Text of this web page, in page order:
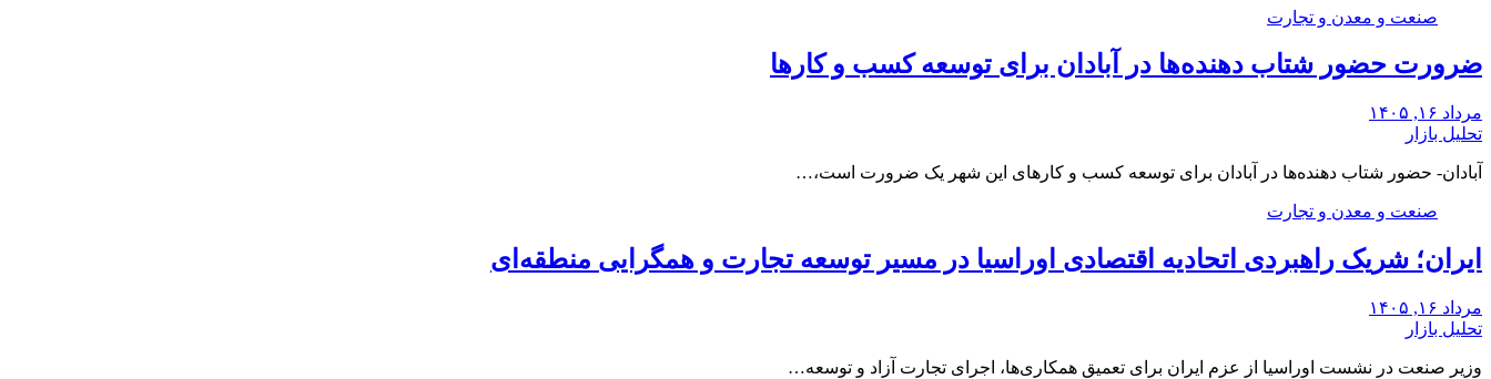
صنعت و معدن و تجارت
ضرورت حضور شتاب ‌دهنده‌ها در آبادان برای توسعه کسب‌ و کارها
مرداد ۱۶, ۱۴۰۵
تحلیل بازار
آبادان- حضور شتاب‌ دهنده‌ها در آبادان برای توسعه کسب‌ و کارهای این شهر یک ضرورت است،…
صنعت و معدن و تجارت
ایران؛ شریک راهبردی اتحادیه اقتصادی اوراسیا در مسیر توسعه تجارت و همگرایی منطقه‌ای
مرداد ۱۶, ۱۴۰۵
تحلیل بازار
وزیر صنعت در نشست اوراسیا از عزم ایران برای تعمیق همکاری‌ها، اجرای تجارت آزاد و توسعه…